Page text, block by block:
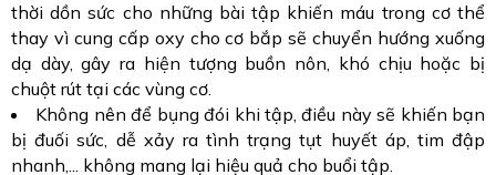
thời dồn sức cho những bài tập khiến máu trong cơ thể
thay vì cung cấp oxy cho cơ bắp sẽ chuyển hướng xuống
dạ dày, gây ra hiện tượng buồn nôn, khó chịu hoặc bị
chuột rút tại các vùng cơ.
Không nên để bụng đói khi tập, điều này sẽ khiến bạn
bị đuối sức, dễ xảy ra tình trạng tụt huyết áp, tim đập
nhanh,... không mang lại hiệu quả cho buổi tập.